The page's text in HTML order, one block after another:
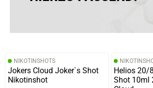
intensiv sein. Kann das bei 20ml aroma,
40ml base nicht dampfen. Der
stark es wird halt schon ekelig. Sollte man
halbieren bzw. mit doppel so viel base
NIKOTINSHOTS
Jokers Cloud Joker`s Shot
Nikotinshot
Helios 20/
Shot 10ml